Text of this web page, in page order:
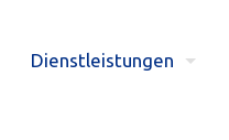
Dienstleistungen